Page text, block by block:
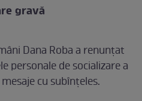
gravă
Dana Roba a renunțat
personale de socializare a
cu subînțeles.